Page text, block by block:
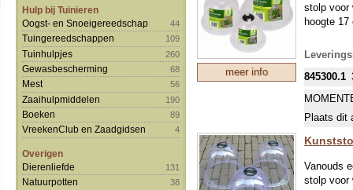
Hulp bij Tuinieren
Oogst- en Snoeigereedschap
44
Tuingereedschappen 109
Tuinhulpjes 260
Gewasbescherming 68
Mest 56
Zaaihulpmiddelen 190
Boeken 89
VreekenClub en Zaadgidsen 4
Overigen
Dierenliefde
131
Natuurpotten 38
meer info
stolp voor
hoogte 17
845300.1
Plaats dit
Vanouds
stolp voor